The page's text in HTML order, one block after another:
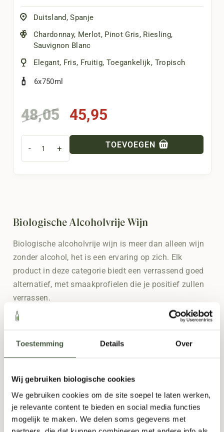
Toestemming Details Over
Wij gebruiken biologische cookies
We gebruiken cookies om de site soepel te laten werken,
je relevante content te bieden en social media functies
mogelijk te maken. We delen soms gegevens met
Duitsland ,Spanje
Chardonnay, Merlot, Pinot Gris, Riesling,
Sauvignon Blanc
Elegant, Fris, Fruitig, Toegankelijk, Tropisch
6x750ml
48,05 Oorspronkelijke
48,05.
45,95
is:
45,95.
- + TOEVOEGEN
Biologische Alcoholvrije Wijn
Biologische alcoholvrije wijn is meer dan alleen wijn
zonder alcohol, het is een ervaring op zich. Elk
product in deze categorie biedt een verrassend goed
alternatief, met smaakprofielen die je positief zullen
verrassen.
Hoewel het misschien niet exact hetzelfde is als de
de beste alcoholvrije wijn verrassend dicht in de
buurt. Het is dus een uitstekende keuze als je zoekt
naar smaak zonder het alcoholpercentage.
Alcoholvrije Rode Wijn
Op zoek naar een alcoholvrije rode wijn die niet
onderdoet voor een echteMerlot? Wij hebben wat je